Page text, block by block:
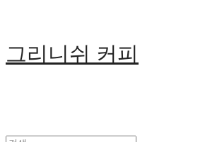
그리니쉬 커피